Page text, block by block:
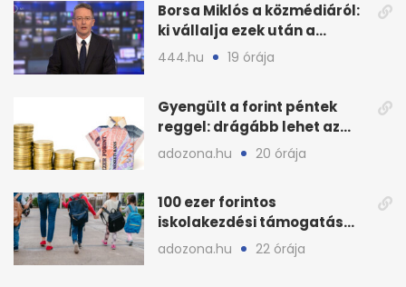
Borsa Miklós a közmédiáról:
ki vállalja ezek után a
munkát?
444.hu 19 órája
Gyengült a forint péntek
reggel: drágább lehet az
euró és a dollár
adozona.hu 20 órája
100 ezer forintos
iskolakezdési támogatás
2026 őszén: adózás,
adozona.hu 22 órája